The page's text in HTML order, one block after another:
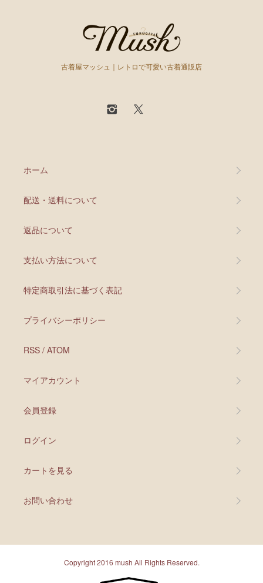
古着屋マッシュ｜レトロで可愛い古着通販店
ホーム
配送・送料について
返品について
支払い方法について
特定商取引法に基づく表記
プライバシーポリシー
RSS / ATOM
マイアカウント
会員登録
ログイン
カートを見る
お問い合わせ
Copyright 2016 mush All Rights Reserved.